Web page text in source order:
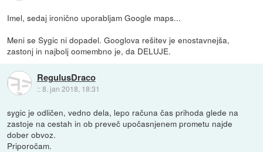
Imel, sedaj ironično uporabljam Google maps...
Meni se Sygic ni dopadel. Googlova rešitev je enostavnejša,
zastonj in najbolj oomembno je, da DELUJE.
RegulusDraco
::8. jan 2018, 18:31
sygic je odličen, vedno dela, lepo računa čas prihoda glede na
zastoje na cestah in ob preveč upočasnjenem prometu najde
dober obvoz.
Priporočam.